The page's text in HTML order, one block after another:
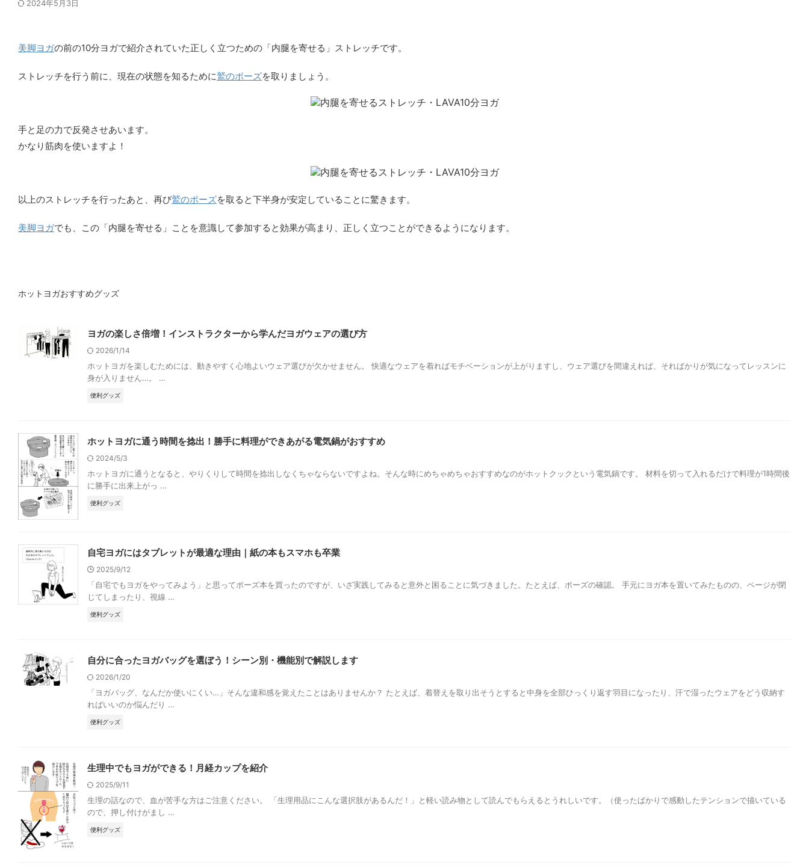
2024年5月3日
美脚ヨガの前の10分ヨガで紹介されていた正しく立つための「内腿を寄せる」ストレッチです。
ストレッチを行う前に、現在の状態を知るために鷲のポーズを取りましょう。
手と足の力で反発させあいます。
かなり筋肉を使いますよ！
以上のストレッチを行ったあと、再び鷲のポーズを取ると下半身が安定していることに驚きます。
美脚ヨガでも、この「内腿を寄せる」ことを意識して参加すると効果が高まり、正しく立つことができるようになります。
ホットヨガおすすめグッズ
ヨガの楽しさ倍増！インストラクターから学んだヨガウェアの選び方
2026/1/14
ホットヨガを楽しむためには、動きやすく心地よいウェア選びが欠かせません。 快適なウェアを着ればモチベーションが上がりますし、ウェア選びを間違えれば、そればかりが気になってレッスンに
身が入りません…。 …
便利グッズ
ホットヨガに通う時間を捻出！勝手に料理ができあがる電気鍋がおすすめ
2024/5/3
ホットヨガに通うとなると、やりくりして時間を捻出しなくちゃならないですよね。そんな時にめちゃめちゃおすすめなのがホットクックという電気鍋です。 材料を切って入れるだけで料理が1時間後
に勝手に出来上がっ …
便利グッズ
自宅ヨガにはタブレットが最適な理由｜紙の本もスマホも卒業
2025/9/12
「自宅でもヨガをやってみよう」と思ってポーズ本を買ったのですが、いざ実践してみると意外と困ることに気づきました。たとえば、ポーズの確認。 手元にヨガ本を置いてみたものの、ページが閉
じてしまったり、視線 …
便利グッズ
自分に合ったヨガバッグを選ぼう！シーン別・機能別で解説します
2026/1/20
「ヨガバッグ、なんだか使いにくい…」そんな違和感を覚えたことはありませんか？ たとえば、着替えを取り出そうとすると中身を全部ひっくり返す羽目になったり、汗で湿ったウェアをどう収納す
ればいいのか悩んだり …
便利グッズ
生理中でもヨガができる！月経カップを紹介
2025/9/11
生理の話なので、血が苦手な方はご注意ください。 「生理用品にこんな選択肢があるんだ！」と軽い読み物として読んでもらえるとうれしいです。（使ったばかりで感動したテンションで描いている
ので、押し付けがまし …
便利グッズ